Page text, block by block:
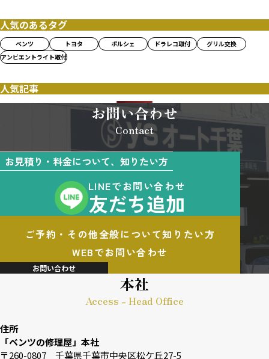
人気のあるタグ
ベンツ トヨタ ポルシェ ドラレコ取付
グリル交換
アンビエントライト取付
人気記事
お問い合わせ
Contact
お見積り・料金について、知りたい方
LINEでお問い合わせ
友だち追加
ご予約・その他全般について知りたい方
WEBでお問い合わせ
お問い合わせ
本社
Access - Head Office
住所
「ベンツの修理屋」本社
〒260-0807 千葉県千葉市中央区松ケ丘27-5